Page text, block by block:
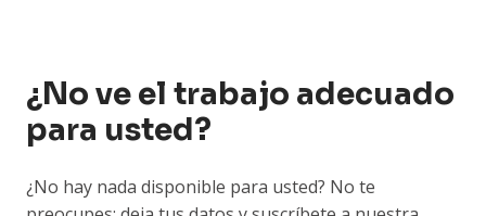
¿No ve el trabajo adecuado
para usted?
¿No hay nada disponible para usted? No te